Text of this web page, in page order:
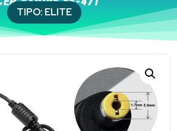
TIPO: ELITE